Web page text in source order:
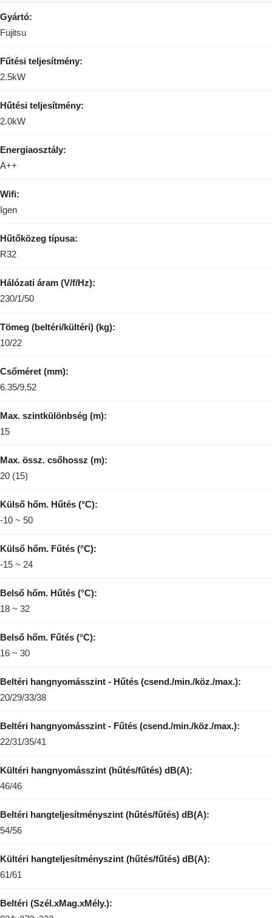
Gyártó:
Fujitsu
Fűtési teljesítmény:
2.5kW
Hűtési teljesítmény:
2.0kW
Energiaosztály:
A++
Wifi:
Igen
Hűtőközeg típusa:
R32
Hálózati áram (V/f/Hz):
230/1/50
Tömeg (beltéri/kültéri) (kg):
10/22
Csőméret (mm):
6.35/9.52
Max. szintkülönbség (m):
15
Max. össz. csőhossz (m):
20 (15)
Külső hőm. Hűtés (°C):
-10 ~ 50
Külső hőm. Fűtés (°C):
-15 ~ 24
Belső hőm. Hűtés (°C):
18 ~ 32
Belső hőm. Fűtés (°C):
16 ~ 30
Beltéri hangnyomásszint - Hűtés (csend./min./köz./max.):
20/29/33/38
Beltéri hangnyomásszint - Fűtés (csend./min./köz./max.):
22/31/35/41
Kültéri hangnyomásszint (hűtés/fűtés) dB(A):
46/46
Beltéri hangteljesítményszint (hűtés/fűtés) dB(A):
54/56
Kültéri hangteljesítményszint (hűtés/fűtés) dB(A):
61/61
Beltéri (Szél.xMag.xMély.):